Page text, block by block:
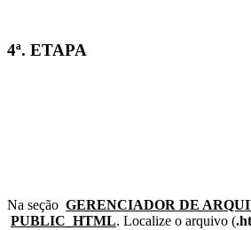
4ª. ETAPA
Na seção GERENCIADOR DE
PUBLIC_HTML. Localize o arquivo (